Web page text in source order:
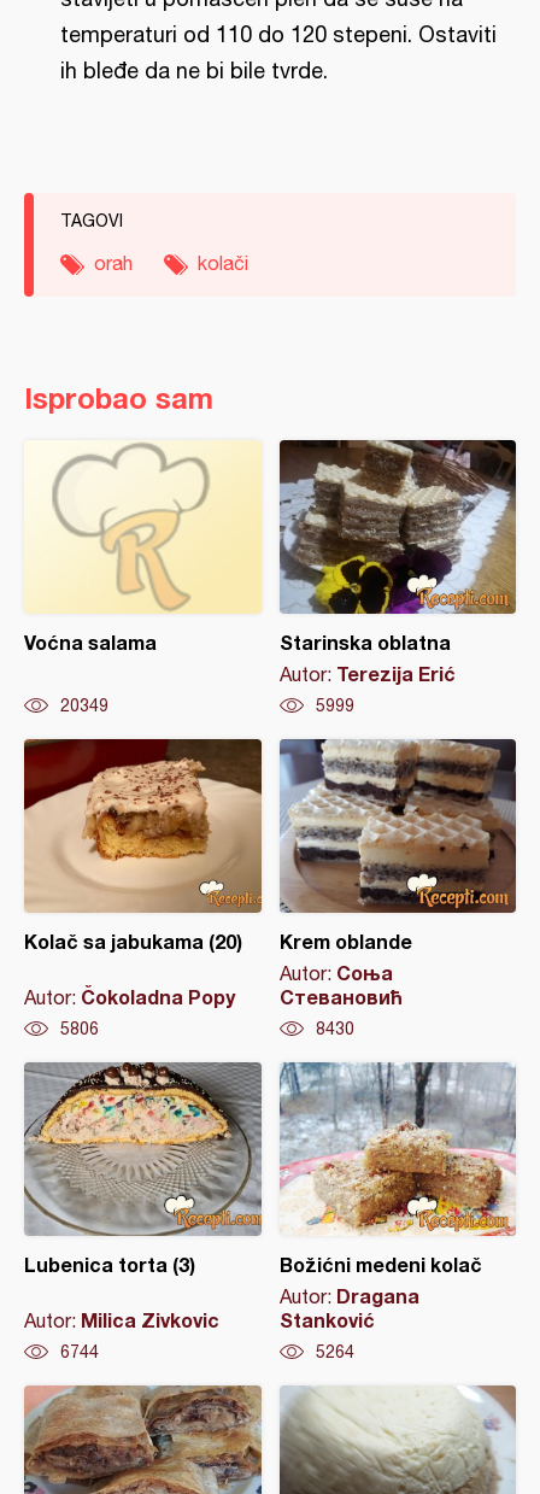
temperaturi od 110 do 120 stepeni. Ostaviti
ih bleđe da ne bi bile tvrde.
TAGOVI
orah kolači
Isprobao sam
Voćna salama
20349
Starinska oblatna
Autor: Terezija Erić
5999
Kolač sa jabukama (20)
Autor: Čokoladna Popy
5806
Krem oblande
Autor: Соња
Стевановић
8430
Lubenica torta (3)
Autor: Milica Zivkovic
6744
Božićni medeni kolač
Autor: Dragana
Stanković
5264